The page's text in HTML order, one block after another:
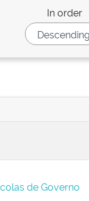
In order
de Governo